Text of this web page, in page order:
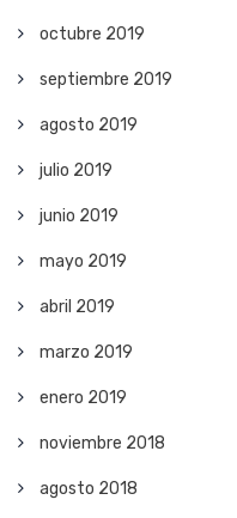
octubre 2019
septiembre 2019
agosto 2019
julio 2019
junio 2019
mayo 2019
abril 2019
marzo 2019
enero 2019
noviembre 2018
agosto 2018